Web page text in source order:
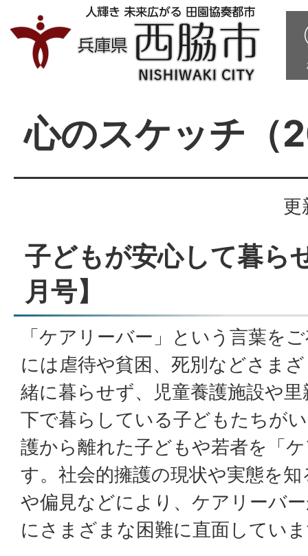
心のスケッチ（
更
子どもが安心して暮ら
月号】
「ケアリーバー」という言葉を
には虐待や貧困、死別などさま
緒に暮らせず、児童養護施設や
下で暮らしている子どもたちが
護から離れた子どもや若者を「
す。社会的擁護の現状や実態を
や偏見などにより、ケアリーバ
にさまざまな困難に直面してい